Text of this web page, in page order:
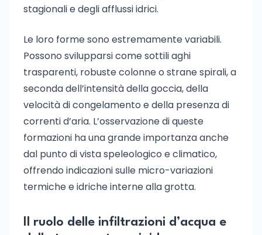
stagionali e degli afflussi idrici.
Le loro forme sono estremamente variabili.
Possono svilupparsi come sottili aghi
trasparenti, robuste colonne o strane spirali, a
seconda dell’intensità della goccia, della
velocità di congelamento e della presenza di
correnti d’aria. L’osservazione di queste
formazioni ha una grande importanza anche
dal punto di vista speleologico e climatico,
offrendo indicazioni sulle micro-variazioni
termiche e idriche interne alla grotta.
Il ruolo delle infiltrazioni d’acqua e